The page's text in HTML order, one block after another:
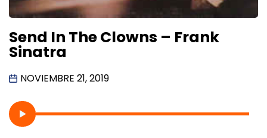
Send In The Clowns – Frank
Sinatra
NOVIEMBRE 21, 2019